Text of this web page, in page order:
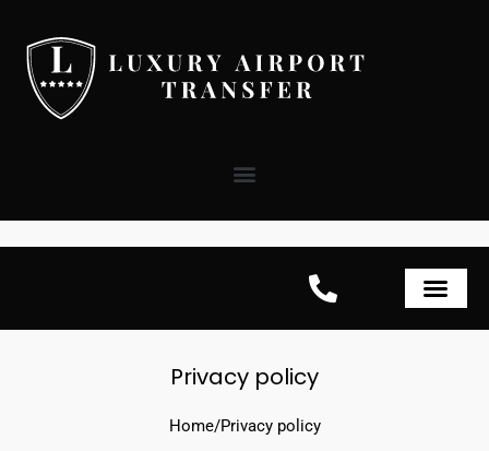
content
Privacy policy
Home/Privacy policy